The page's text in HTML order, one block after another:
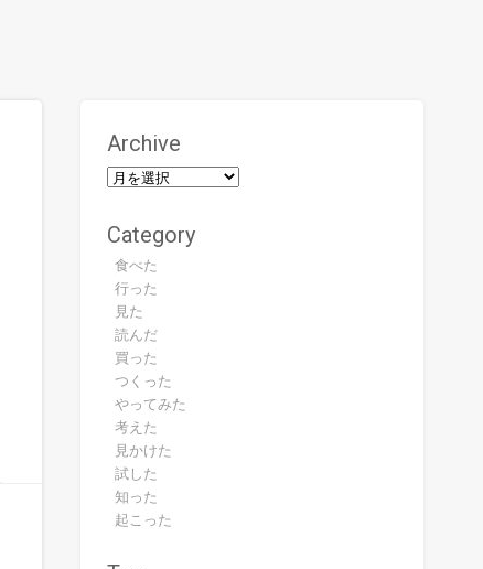
Archive
Category
食べた
行った
見た
読んだ
買った
つくった
やってみた
考えた
見かけた
試した
知った
起こった